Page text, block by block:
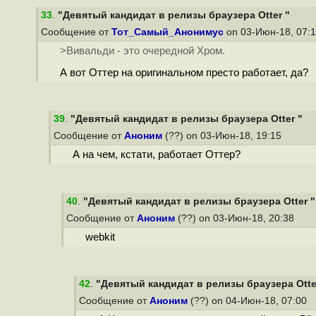
33. "Девятый кандидат в релизы браузера Otter "
Сообщение от Тот_Самый_Анонимус on 03-Июн-18,
>Вивальди - это очередной Хром.
А вот Оттер на оригинальном престо работает, да?
39. "Девятый кандидат в релизы браузера Otter "
Сообщение от Аноним (??) on 03-Июн-18, 19:15
А на чем, кстати, работает Оттер?
40. "Девятый кандидат в релизы браузера Otter "
Сообщение от Аноним (??) on 03-Июн-18, 20:38
webkit
42. "Девятый кандидат в релизы браузера
Сообщение от Аноним (??) on 04-Июн-18, 07:00